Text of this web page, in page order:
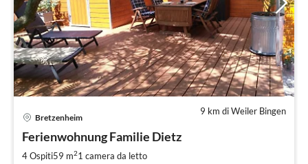
9 km di Weiler Bingen
Bretzenheim
Ferienwohnung Familie Dietz
4 Ospiti59 m21 camera da letto